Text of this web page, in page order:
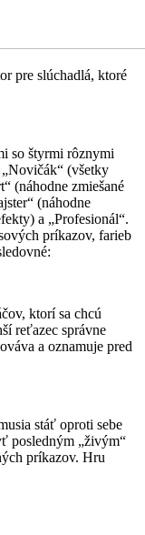
pre slúchadlá, ktoré
so štyrmi rôznymi
(všetky
(náhodne zmiešané
(náhodne
a „Profesionál“.
príkazov, farieb
ktorí sa chcú
reťazec správne
a oznamuje pred
stáť oproti sebe
posledným „živým“
príkazov. Hru